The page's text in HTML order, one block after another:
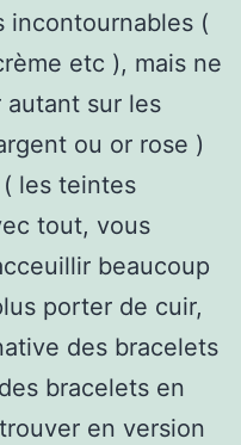
incontournables (
etc ), mais ne
autant sur les
ou or rose )
les teintes
tout, vous
beaucoup
porter de cuir,
des bracelets
bracelets en
en version